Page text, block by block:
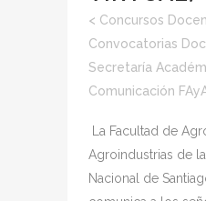
< Concursos
Convocatorias
Secretaría
Comunicación
La Facultad de
Agroindustrias de
Nacional de